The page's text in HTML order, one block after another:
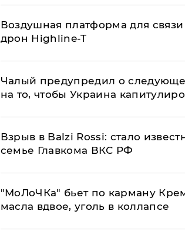
Воздушная платформа для
дрон Highline-T
Чалый предупредил о
на то, чтобы Украина
Взрыв в Balzi Rossi: стало
семье Главкома ВКС РФ
​"МоЛоЧКа" бьет по карману
масла вдвое, уголь в коллапсе